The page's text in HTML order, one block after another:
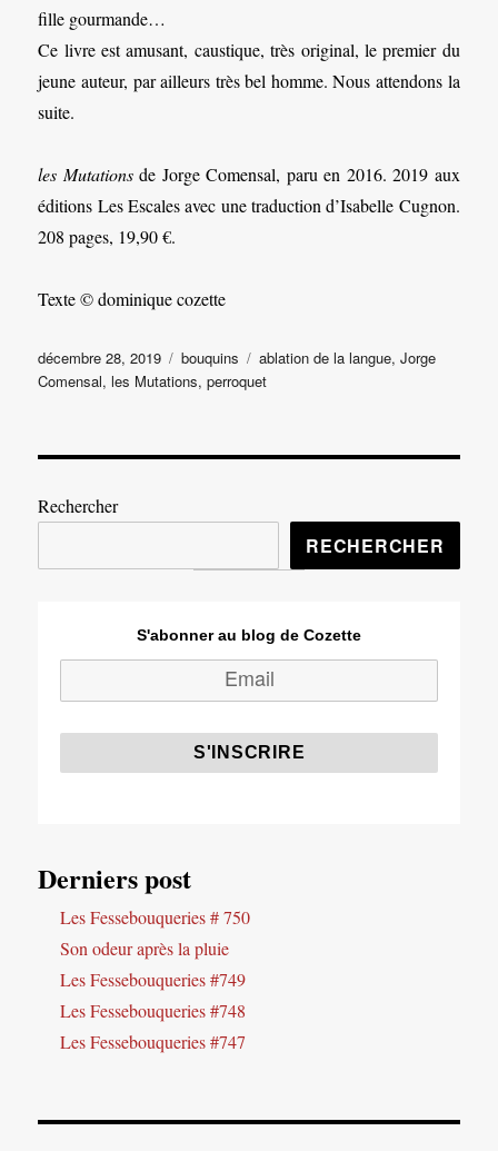
fille gourmande…
Ce livre est amusant, caustique, très original, le premier du
jeune auteur, par ailleurs très bel homme. Nous attendons la
suite.
les Mutationsde Jorge Comensal, paru en 2016. 2019 aux
éditions Les Escales avec une traduction d’Isabelle Cugnon.
208 pages, 19,90 €.
Texte © dominique cozette
Publié
le
décembre 28, 2019 Catégories
bouquins Étiquettes
ablation de la langue,Jorge
Comensal,les Mutations,perroquet
Rechercher
RECHERCHER
S'abonner au blog de Cozette
Derniers post
Les Fessebouqueries # 750
Son odeur après la pluie
Les Fessebouqueries #749
Les Fessebouqueries #748
Les Fessebouqueries #747